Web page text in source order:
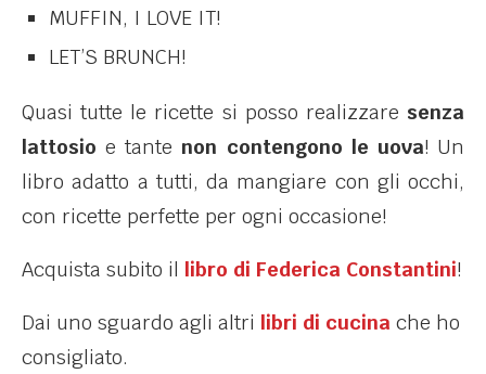
MUFFIN, I LOVE IT!
LET’S BRUNCH!
Quasi tutte le ricette si posso realizzare senza
lattosio e tante non contengono le uova! Un
libro adatto a tutti, da mangiare con gli occhi,
con ricette perfette per ogni occasione!
Acquista subito il libro di Federica Constantini!
Dai uno sguardo agli altri libri di cucina che ho
consigliato.